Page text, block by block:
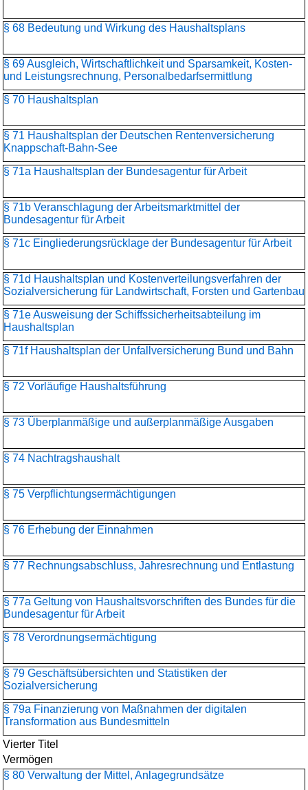
§ 68 Bedeutung und Wirkung des Haushaltsplans
§ 69 Ausgleich, Wirtschaftlichkeit und Sparsamkeit, Kosten-
und Leistungsrechnung, Personalbedarfsermittlung
§ 70 Haushaltsplan
§ 71 Haushaltsplan der Deutschen Rentenversicherung
Knappschaft-Bahn-See
§ 71a Haushaltsplan der Bundesagentur für Arbeit
§ 71b Veranschlagung der Arbeitsmarktmittel der
Bundesagentur für Arbeit
§ 71c Eingliederungsrücklage der Bundesagentur für Arbeit
§ 71d Haushaltsplan und Kostenverteilungsverfahren der
Sozialversicherung für Landwirtschaft, Forsten und Gartenbau
§ 71e Ausweisung der Schiffssicherheitsabteilung im
Haushaltsplan
§ 71f Haushaltsplan der Unfallversicherung Bund und Bahn
§ 72 Vorläufige Haushaltsführung
§ 73 Überplanmäßige und außerplanmäßige Ausgaben
§ 74 Nachtragshaushalt
§ 75 Verpflichtungsermächtigungen
§ 76 Erhebung der Einnahmen
§ 77 Rechnungsabschluss, Jahresrechnung und Entlastung
§ 77a Geltung von Haushaltsvorschriften des Bundes für die
Bundesagentur für Arbeit
§ 78 Verordnungsermächtigung
§ 79 Geschäftsübersichten und Statistiken der
Sozialversicherung
§ 79a Finanzierung von Maßnahmen der digitalen
Transformation aus Bundesmitteln
Vierter Titel
Vermögen
§ 80 Verwaltung der Mittel, Anlagegrundsätze